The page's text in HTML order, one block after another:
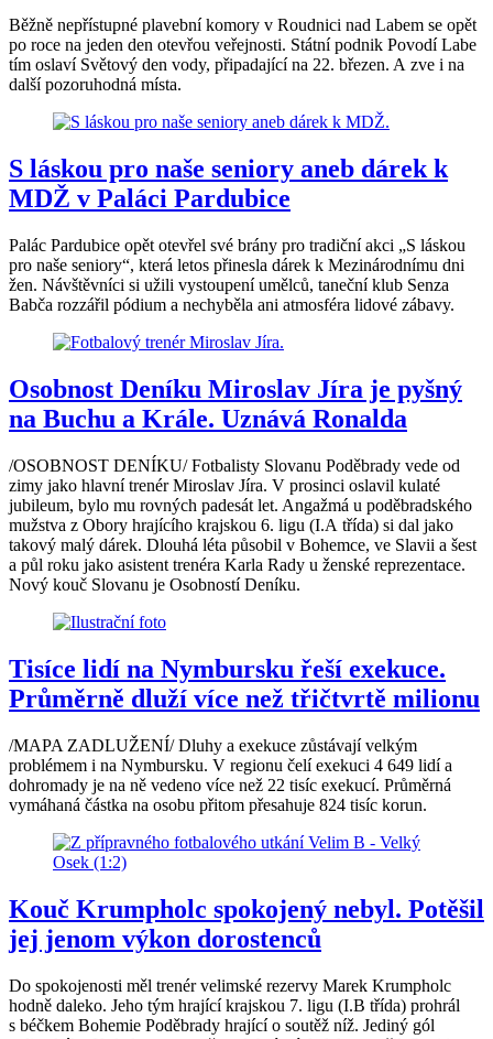
Běžně nepřístupné plavební komory v Roudnici nad Labem se opět
po roce na jeden den otevřou veřejnosti. Státní podnik Povodí Labe
tím oslaví Světový den vody, připadající na 22. březen. A zve i na
další pozoruhodná místa.
S láskou pro naše seniory aneb dárek k
MDŽ v Paláci Pardubice
Palác Pardubice opět otevřel své brány pro tradiční akci „S láskou
pro naše seniory“, která letos přinesla dárek k Mezinárodnímu dni
žen. Návštěvníci si užili vystoupení umělců, taneční klub Senza
Babča rozzářil pódium a nechyběla ani atmosféra lidové zábavy.
Osobnost Deníku Miroslav Jíra je pyšný
na Buchu a Krále. Uznává Ronalda
/OSOBNOST DENÍKU/ Fotbalisty Slovanu Poděbrady vede od
zimy jako hlavní trenér Miroslav Jíra. V prosinci oslavil kulaté
jubileum, bylo mu rovných padesát let. Angažmá u poděbradského
mužstva z Obory hrajícího krajskou 6. ligu (I.A třída) si dal jako
takový malý dárek. Dlouhá léta působil v Bohemce, ve Slavii a šest
a půl roku jako asistent trenéra Karla Rady u ženské reprezentace.
Nový kouč Slovanu je Osobností Deníku.
Tisíce lidí na Nymbursku řeší exekuce.
Průměrně dluží více než třičtvrtě milionu
/MAPA ZADLUŽENÍ/ Dluhy a exekuce zůstávají velkým
problémem i na Nymbursku. V regionu čelí exekuci 4 649 lidí a
dohromady je na ně vedeno více než 22 tisíc exekucí. Průměrná
vymáhaná částka na osobu přitom přesahuje 824 tisíc korun.
Kouč Krumpholc spokojený nebyl. Potěšil
jej jenom výkon dorostenců
Do spokojenosti měl trenér velimské rezervy Marek Krumpholc
hodně daleko. Jeho tým hrající krajskou 7. ligu (I.B třída) prohrál
s béčkem Bohemie Poděbrady hrající o soutěž níž. Jediný gól